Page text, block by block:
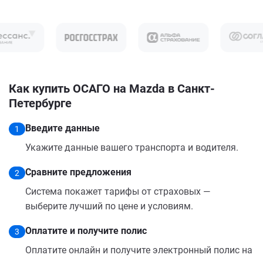
Как купить ОСАГО на Mazda в Санкт-
Петербурге
1
Введите данные
Укажите данные вашего транспорта и водителя.
2
Сравните предложения
Система покажет тарифы от страховых —
выберите лучший по цене и условиям.
3
Оплатите и получите полис
Оплатите онлайн и получите электронный полис на